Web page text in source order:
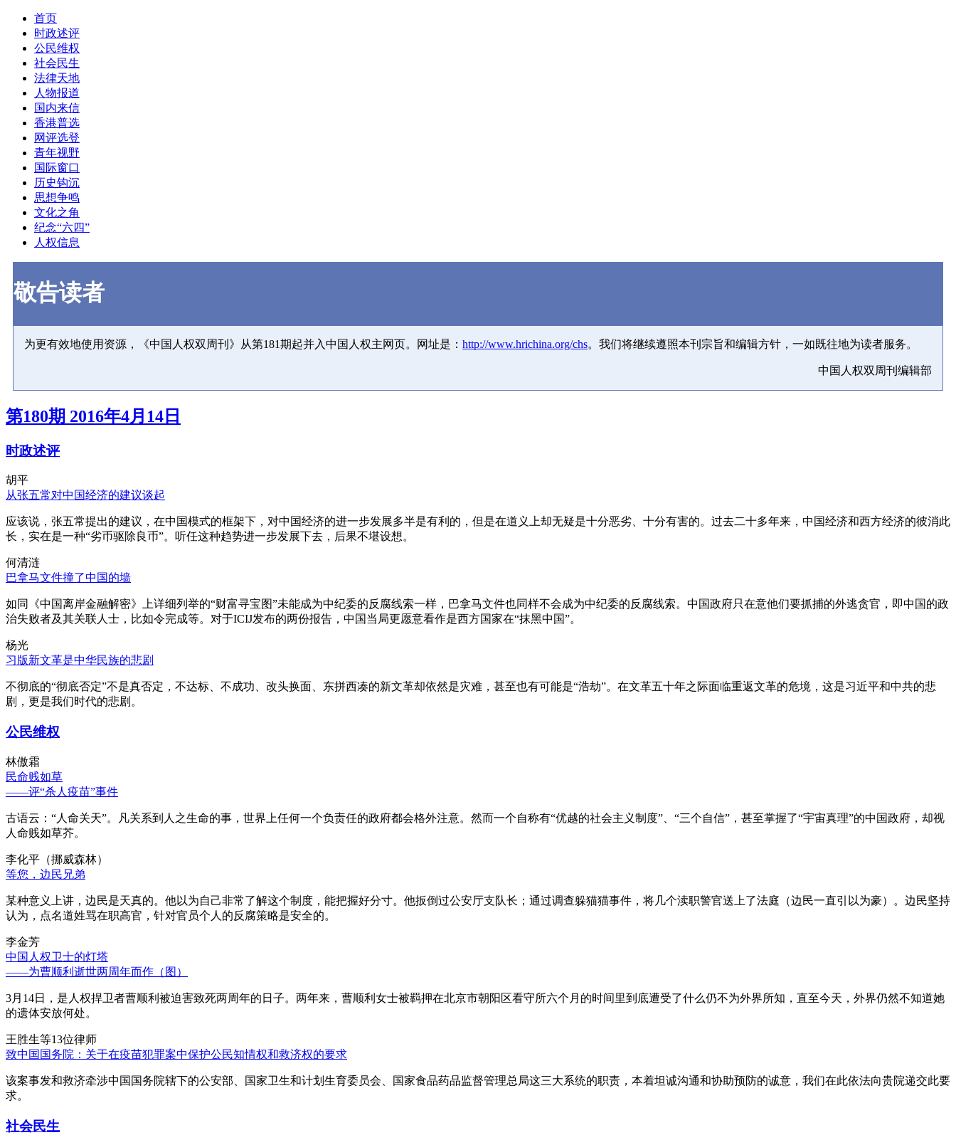
首页
时政述评
公民维权
社会民生
法律天地
人物报道
国内来信
香港普选
网评选登
青年视野
国际窗口
历史钩沉
思想争鸣
文化之角
纪念“六四”
人权信息
敬告读者
为更有效地使用资源，《中国人权双周刊》从第181期起并入中国人权主网页。网址是： http://www.hrichina.org/chs。我们将继续遵照本刊宗旨和编辑方针，一如既往地为读者服务。
中国人权双周刊编辑部
第180期 2016年4月14日
时政述评
胡平
从张五常对中国经济的建议谈起
应该说，张五常提出的建议，在中国模式的框架下，对中国经济的进一步发展多半是有利的，但是在道义上却无疑是十分恶劣、十分有害的。过去二十多年来，中国经济和西方经济的彼消此
长，实在是一种“劣币驱除良币”。听任这种趋势进一步发展下去，后果不堪设想。
何清涟
巴拿马文件撞了中国的墙
如同《中国离岸金融解密》上详细列举的“财富寻宝图”未能成为中纪委的反腐线索一样，巴拿马文件也同样不会成为中纪委的反腐线索。中国政府只在意他们要抓捕的外逃贪官，即中国的政
治失败者及其关联人士，比如令完成等。对于ICIJ发布的两份报告，中国当局更愿意看作是西方国家在“抹黑中国”。
杨光
习版新文革是中华民族的悲剧
不彻底的“彻底否定”不是真否定，不达标、不成功、改头换面、东拼西凑的新文革却依然是灾难，甚至也有可能是“浩劫”。在文革五十年之际面临重返文革的危境，这是习近平和中共的悲
剧，更是我们时代的悲剧。
公民维权
林傲霜
民命贱如草
——评“杀人疫苗”事件
古语云：“人命关天”。凡关系到人之生命的事，世界上任何一个负责任的政府都会格外注意。然而一个自称有“优越的社会主义制度”、“三个自信”，甚至掌握了“宇宙真理”的中国政府，却视
人命贱如草芥。
李化平（挪威森林）
等您，边民兄弟
某种意义上讲，边民是天真的。他以为自己非常了解这个制度，能把握好分寸。他扳倒过公安厅支队长；通过调查躲猫猫事件，将几个渎职警官送上了法庭（边民一直引以为豪）。边民坚持
认为，点名道姓骂在职高官，针对官员个人的反腐策略是安全的。
李金芳
中国人权卫士的灯塔
——为曹顺利逝世两周年而作（图）
3月14日，是人权捍卫者曹顺利被迫害致死两周年的日子。两年来，曹顺利女士被羁押在北京市朝阳区看守所六个月的时间里到底遭受了什么仍不为外界所知，直至今天，外界仍然不知道她
的遗体安放何处。
王胜生等13位律师
致中国国务院：关于在疫苗犯罪案中保护公民知情权和救济权的要求
该案事发和救济牵涉中国国务院辖下的公安部、国家卫生和计划生育委员会、国家食品药品监督管理总局这三大系统的职责，本着坦诚沟通和协助预防的诚意，我们在此依法向贵院递交此要
求。
社会民生